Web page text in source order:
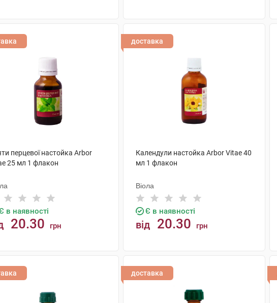
перцевої настойка Arbor
25 мл 1 флакон
в наявності
20.30 грн
доставка
Календули настойка Arbor Vitae 40
мл 1 флакон
Віола
Є в наявності
від 20.30 грн
доставка